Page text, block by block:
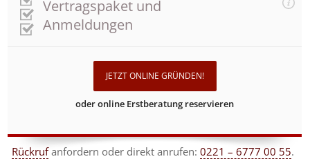
Vertragspaket und
Anmeldungen
JETZT ONLINE GRÜNDEN!
oder online Erstberatung reservieren
Rückrufanfordern oder direkt anrufen:0221 – 6777 00 55.